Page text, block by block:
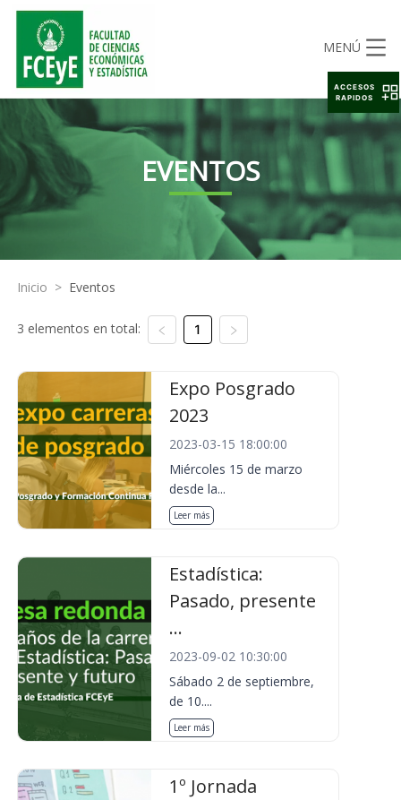
MENÚ
EVENTOS
Inicio > Eventos
3 elementos en total: 1
Expo Posgrado
2023
2023-03-15 18:00:00
Miércoles 15 de marzo
desde la...
Leer más
Estadística:
Pasado, presente
...
2023-09-02 10:30:00
Sábado 2 de septiembre,
de 10....
Leer más
1º Jornada
ACCESOS
RAPIDOS